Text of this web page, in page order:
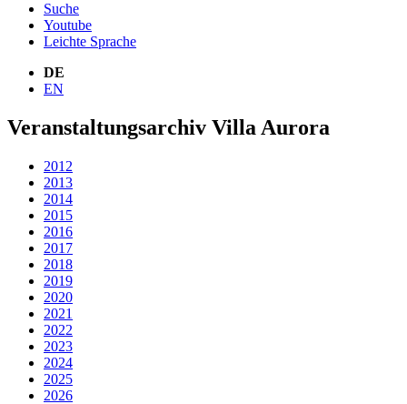
Suche
Youtube
Leichte Sprache
DE
EN
Veranstaltungsarchiv Villa Aurora
2012
2013
2014
2015
2016
2017
2018
2019
2020
2021
2022
2023
2024
2025
2026